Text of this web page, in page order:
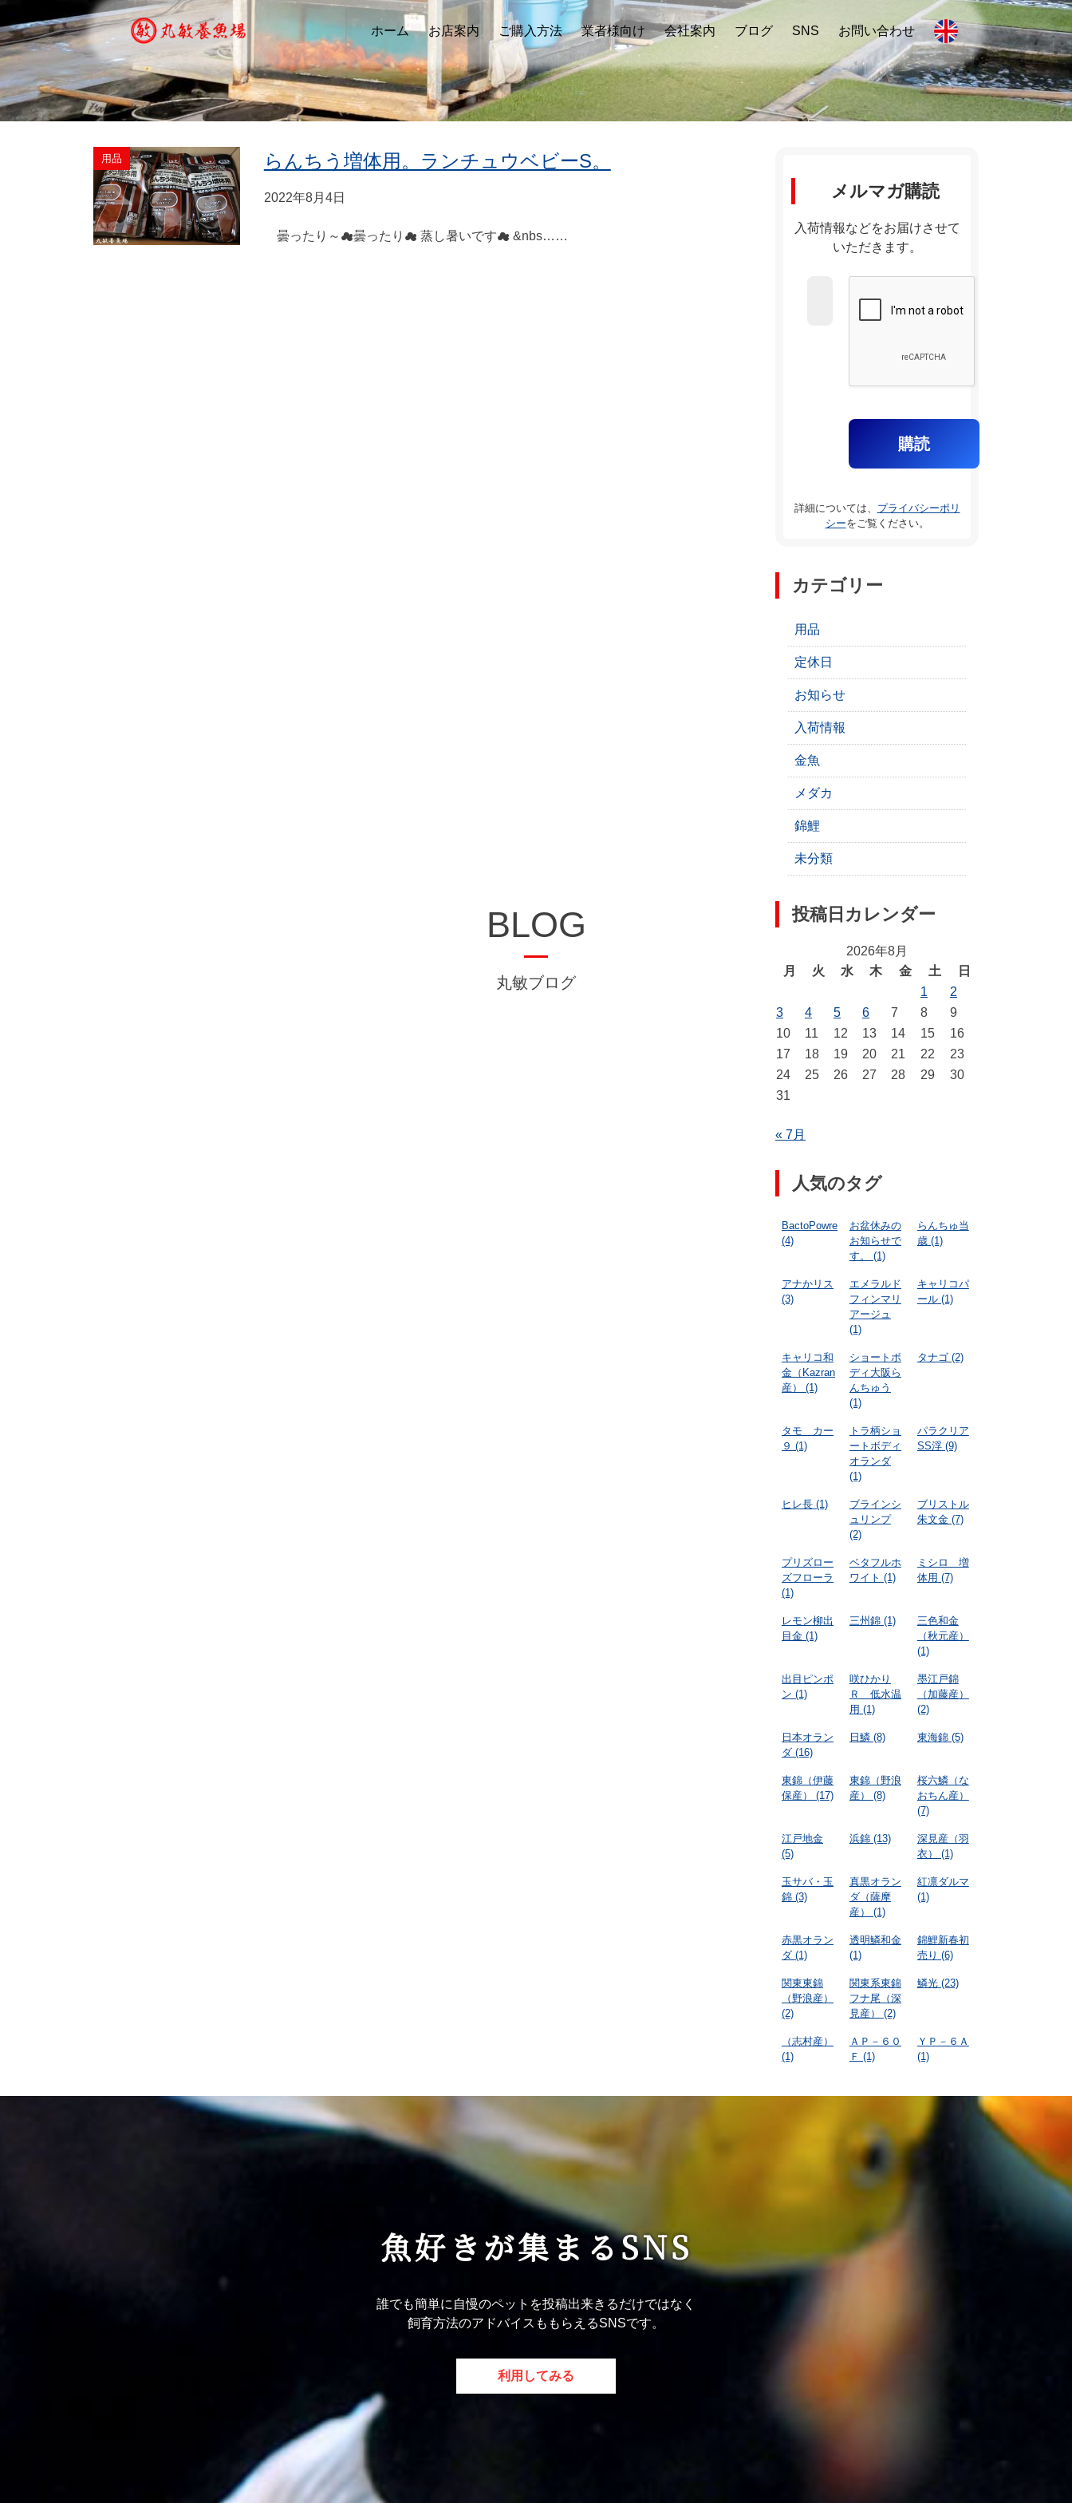
ホーム お店案内 ご購入方法 業者様向け 会社案内 ブログ SNS お問い合わせ
BLOG
丸敏ブログ
用品 らんちう増体用。ランチュウベビーS。
2022年8月4日
曇ったり～☁曇ったり☁ 蒸し暑いです☁ &nbs……
メルマガ購読
入荷情報などをお届けさせて
いただきます。
詳細については、 プライバシーポリ
シーをご覧ください。
カテゴリー
用品
定休日
お知らせ
入荷情報
金魚
メダカ
錦鯉
未分類
投稿日カレンダー
2026年8月
月
火 水 木 金 土
日
1
2
3
4 5 6 7 8
9
10
11 12 13 14 15
16
17
18 19 20 21 22
23
24
25 26 27 28 29
30
31
« 7月
人気のタグ
BactoPowre
(4)
お盆休みの
お知らせで
す。
(1)
らんちゅ当
歳(1)
アナかリス
(3)
エメラルド
フィンマリ
アージュ
(1)
キャリコパ
ール(1)
キャリコ和
金（Kazran
産）
(1)
ショートボ
ディ大阪ら
んちゅう
(1)
タナゴ(2)
タモ カー
９ (1)
トラ柄ショ
ートボディ
オランダ
(1)
パラクリア
SS浮(9)
ヒレ長 (1)
ブラインシ
ュリンプ
(2)
ブリストル
朱文金(7)
プリズロー
ズフローラ
(1)
ベタフルホ
ワイト (1)
ミシロ 増
体用 (7)
レモン柳出
目金 (1)
三州錦(1)
三色和金
（秋元産）
(1)
出目ピンポ
ン (1)
咲ひかり
Ｒ 低水温
用 (1)
墨江戸錦
（加藤産）
(2)
日本オラン
ダ (16)
日鱗(8) 東海錦(5)
東錦（伊藤
保産）
(17)
東錦（野浪
産）
(8)
桜六鱗（な
おちん産）
(7)
江戸地金
(5)
浜錦(13)
深見産（羽
衣）
(1)
玉サバ・玉
錦 (3)
真黒オラン
ダ（薩摩
産）
(1)
紅凛ダルマ
(1)
赤黒オラン
ダ (1)
透明鱗和金
(1)
錦鯉新春初
売り (6)
関東東錦
（野浪産）
(2)
関東系東錦
フナ尾（深
見産）
(2)
鱗光(23)
（志村産）
(1)
ＡＰ－６０
Ｆ (1)
ＹＰ－６Ａ
(1)
魚好きが集まるSNS
誰でも簡単に自慢のペットを投稿出来きるだけではなく
飼育方法のアドバイスももらえるSNSです。
利用してみる